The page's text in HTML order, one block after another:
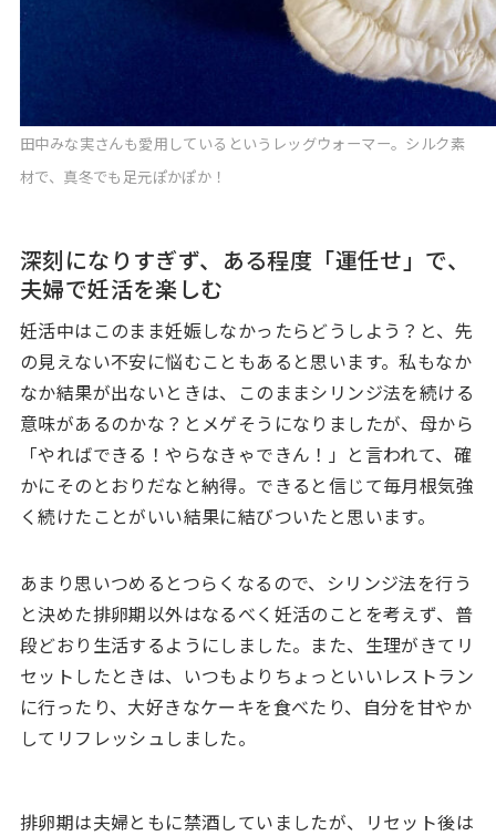
田中みな実さんも愛用しているというレッグウォーマー。シルク素
材で、真冬でも足元ぽかぽか！
深刻になりすぎず、ある程度「運任せ」で、
夫婦で妊活を楽しむ
妊活中はこのまま妊娠しなかったらどうしよう？と、先
の見えない不安に悩むこともあると思います。私もなか
なか結果が出ないときは、このままシリンジ法を続ける
意味があるのかな？とメゲそうになりましたが、母から
「やればできる！やらなきゃできん！」と言われて、確
かにそのとおりだなと納得。できると信じて毎月根気強
く続けたことがいい結果に結びついたと思います。
あまり思いつめるとつらくなるので、シリンジ法を行う
と決めた排卵期以外はなるべく妊活のことを考えず、普
段どおり生活するようにしました。また、生理がきてリ
セットしたときは、いつもよりちょっといいレストラン
に行ったり、大好きなケーキを食べたり、自分を甘やか
してリフレッシュしました。
排卵期は夫婦ともに禁酒していましたが、リセット後は